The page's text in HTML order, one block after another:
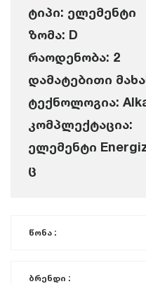
ტიპი: ელემენტი
ზომა: D
რაოდენობა: 2
დამატებითი
ტექნოლოგია:
კომპლექტაცია:
ელემენტი
ც
წონა :
ბრენდი :